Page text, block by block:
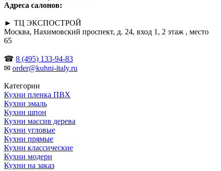
Адреса салонов:
► ТЦ ЭКСПОСТРОЙ
Москва, Нахимовский проспект, д. 24, вход 1, 2 этаж , место
65
☎ 8 (495) 133-94-83
✉ order@kuhni-italy.ru
Категории
Кухни пленка ПВХ
Кухни эмаль
Кухни шпон
Кухни массив дерева
Кухни угловые
Кухни прямые
Кухни классические
Кухни модерн
Кухни на заказ